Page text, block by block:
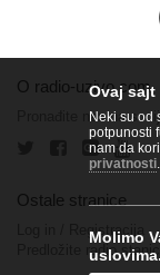
O radio-uzivo.com
Pronađite nas na
Ostale stranice
Registracija
Predložite radio stanicu
Ovaj
Neki su od
potpunosti
nam da
privatnosti.
Molimo
uslovima.